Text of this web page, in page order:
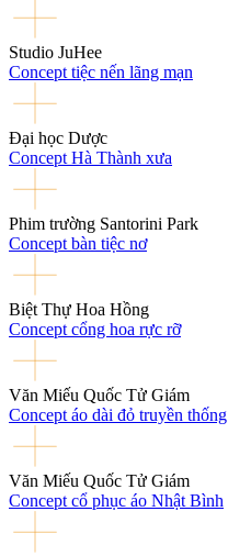
Studio JuHee
Concept tiệc nến lãng mạn
Đại học Dược
Concept Hà Thành xưa
Phim trường Santorini Park
Concept bàn tiệc nơ
Biệt Thự Hoa Hồng
Concept cổng hoa rực rỡ
Văn Miếu Quốc Tử Giám
Concept áo dài đỏ truyền thống
Văn Miếu Quốc Tử Giám
Concept cổ phục áo Nhật Bình